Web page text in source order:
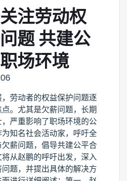
注劳动权
题 共建公
场环境
劳动者的权益保护问题逐
。尤其是欠薪问题，长期
严重影响了职场环境的公
知名社会活动家，呼吁全
薪问题，倡导共建公平合
从赵鹏的呼吁出发，深入
题，并提出具体的解决方